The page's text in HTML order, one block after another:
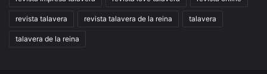
revista talavera revista talavera de la reina talavera
talavera de la reina